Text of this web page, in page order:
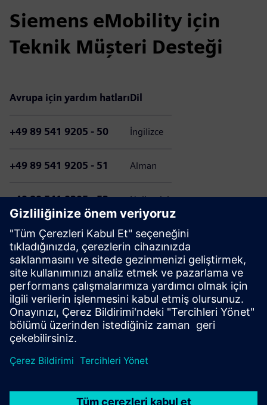
Siemens eMobility için
Teknik Müşteri Desteği
Avrupa için yardım hatlarıDil
+49 89 541 9205 - 50 İngilizce
+49 89 541 9205 - 51 Alman
+49 89 541 9205 - 52 Hollandalı
Müşteri hizmetlerimize yapılan aramaların, bireysel telefon
sözleşmenize göre ücrete tabi olabileceğini lütfen
unutmayın.. Bu ücretlerin miktarı telekomünikasyon
sağlayıcınıza ve seçtiğiniz tarifeye bağlıdır.